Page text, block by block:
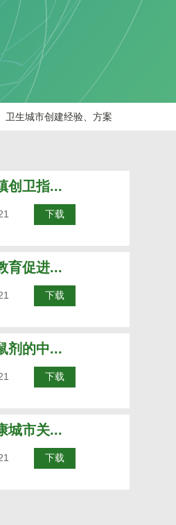
卫生城市创建经验、方案
创卫指...
下载
育促进...
下载
剂的中...
下载
城市关...
下载